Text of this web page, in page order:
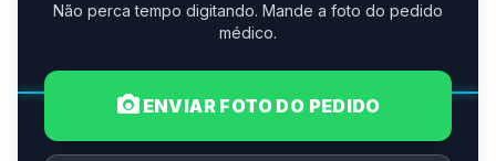
Não perca tempo digitando. Mande a foto do pedido
médico.
ENVIAR FOTO DO PEDIDO